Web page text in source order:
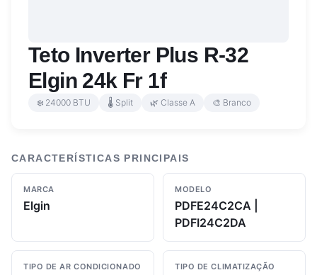
Teto Inverter Plus R-32
Elgin 24k Fr 1f
❄️ 24000 BTU 🌡️ Split 🌿 Classe A 🎨 Branco
CARACTERÍSTICAS PRINCIPAIS
MARCA
Elgin
MODELO
PDFE24C2CA |
PDFI24C2DA
TIPO DE AR CONDICIONADO TIPO DE CLIMATIZAÇÃO